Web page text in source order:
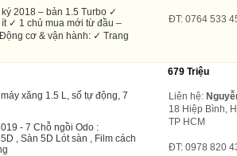
2018 – bản 1.5 Turbo ✓
✓ 1 chủ mua mới từ đầu –
cơ & vận hành: ✓ Trang
ĐT: 0764 533
679 Triệu
xăng 1.5 L, số tự động, 7
- 7 Chỗ ngồi Odo :
, Sàn 5D Lót sàn , Film cách
Liên hệ:
18 Hiệp Bình,
TP HCM
ĐT: 0978 820